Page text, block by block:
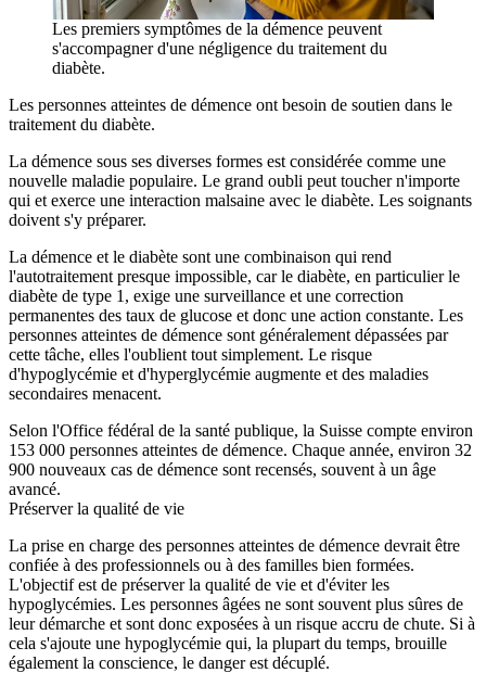
Les premiers symptômes de la démence peuvent
s'accompagner d'une négligence du traitement du
diabète.
Les personnes atteintes de démence ont besoin de soutien dans le
traitement du diabète.
La démence sous ses diverses formes est considérée comme une
nouvelle maladie populaire. Le grand oubli peut toucher n'importe
qui et exerce une interaction malsaine avec le diabète. Les soignants
doivent s'y préparer.
La démence et le diabète sont une combinaison qui rend
l'autotraitement presque impossible, car le diabète, en particulier le
diabète de type 1, exige une surveillance et une correction
permanentes des taux de glucose et donc une action constante. Les
personnes atteintes de démence sont généralement dépassées par
cette tâche, elles l'oublient tout simplement. Le risque
d'hypoglycémie et d'hyperglycémie augmente et des maladies
secondaires menacent.
Selon l'Office fédéral de la santé publique, la Suisse compte environ
153 000 personnes atteintes de démence. Chaque année, environ 32
900 nouveaux cas de démence sont recensés, souvent à un âge
avancé.
Préserver la qualité de vie
La prise en charge des personnes atteintes de démence devrait être
confiée à des professionnels ou à des familles bien formées.
L'objectif est de préserver la qualité de vie et d'éviter les
hypoglycémies. Les personnes âgées ne sont souvent plus sûres de
leur démarche et sont donc exposées à un risque accru de chute. Si à
cela s'ajoute une hypoglycémie qui, la plupart du temps, brouille
également la conscience, le danger est décuplé.